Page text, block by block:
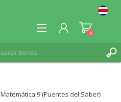
0
Matemática 9 (Puentes del Saber)